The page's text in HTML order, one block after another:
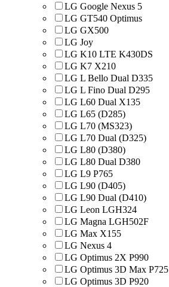
LG Google Nexus 5
LG GT540 Optimus
LG GX500
LG Joy
LG K10 LTE K430DS
LG K7 X210
LG L Bello Dual D335
LG L Fino Dual D295
LG L60 Dual X135
LG L65 (D285)
LG L70 (MS323)
LG L70 Dual (D325)
LG L80 (D380)
LG L80 Dual D380
LG L9 P765
LG L90 (D405)
LG L90 Dual (D410)
LG Leon LGH324
LG Magna LGH502F
LG Max X155
LG Nexus 4
LG Optimus 2X P990
LG Optimus 3D Max P725
LG Optimus 3D P920